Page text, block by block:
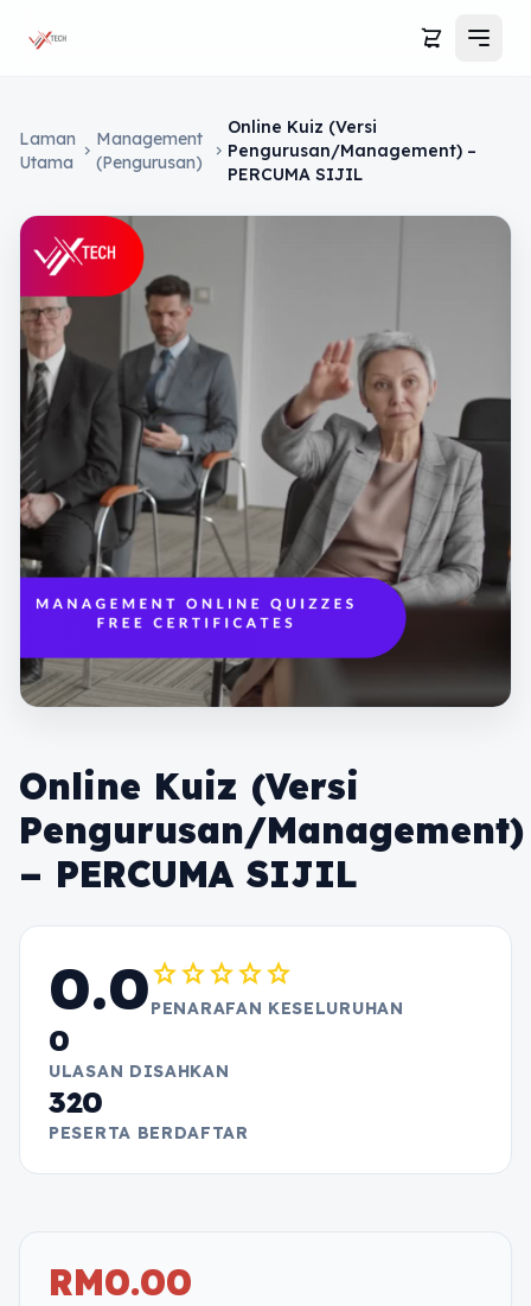
Troli
Laman Utama
Kursus
Blog
Tentang Kami
Hubungi Kami
Log Masuk Troli
Laman
Utama
chevron_right
Management
(Pengurusan)
chevron_right
Online Kuiz (Versi
Pengurusan/Management) –
PERCUMA SIJIL
Online Kuiz (Versi
Pengurusan/Management)
– PERCUMA SIJIL
0.0starstarstarstarstar
PENARAFAN KESELURUHAN
0
ULASAN DISAHKAN
320
PESERTA BERDAFTAR
RM0.00